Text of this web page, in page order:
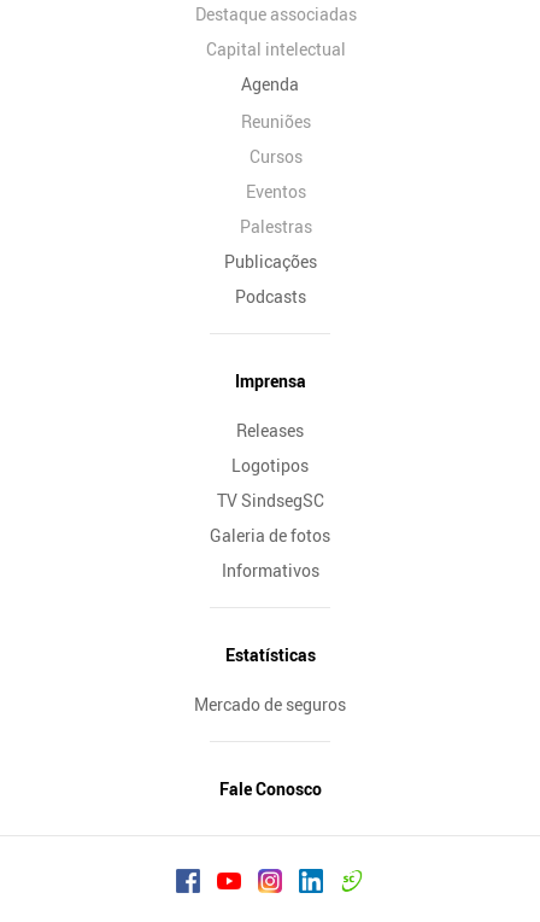
Destaque associadas
Capital intelectual
Agenda
Reuniões
Cursos
Eventos
Palestras
Publicações
Podcasts
Imprensa
Releases
Logotipos
TV SindsegSC
Galeria de fotos
Informativos
Estatísticas
Mercado de seguros
Fale Conosco